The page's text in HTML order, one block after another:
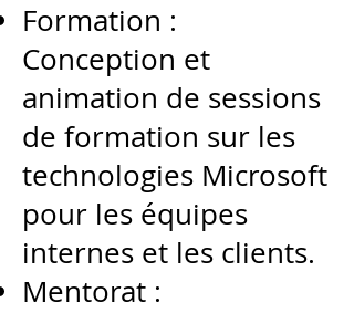
Formation :
Conception et
animation de sessions
de formation sur les
technologies Microsoft
pour les équipes
internes et les clients.
Mentorat :